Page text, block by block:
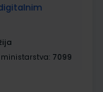
ministarstva: 7099